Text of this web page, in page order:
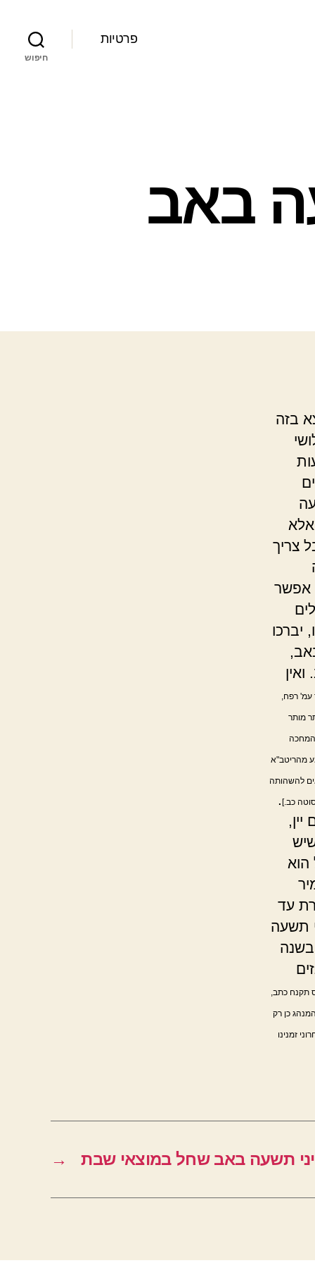
פרטיות
חיפוש
באב
בזה
אלא
צריך
אפשר
רפח,
מותר
המחכה
מהריטב"א
להשהותה
סוטה כב.]
הוא
עד
תשעה
תקנח כתב,
כן רק
זמנינו
→ תשעה באב שחל במוצאי שבת